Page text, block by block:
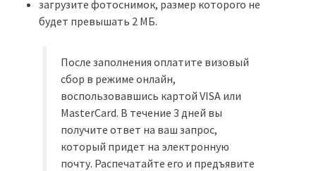
загрузите фотоснимок, размер которого не
будет превышать 2 МБ.
После заполнения оплатите визовый
сбор в режиме онлайн,
воспользовавшись картой VISA или
MasterCard. В течение 3 дней вы
получите ответ на ваш запрос,
который придет на электронную
почту. Распечатайте его и предъявите